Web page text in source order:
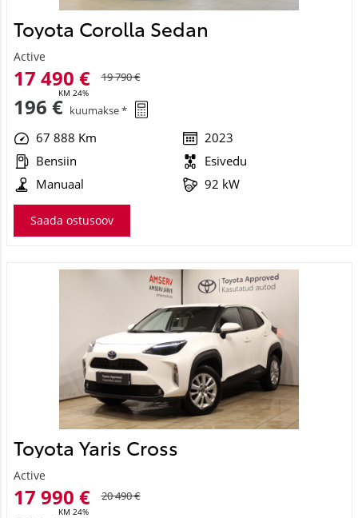
Toyota Corolla Sedan
Active
17 490 €
KM 24%
19 790 €
196 € kuumakse *
67 888 Km
2023
Bensiin
Esivedu
Manuaal
92 kW
Saada ostusoov
Toyota Yaris Cross
Active
17 990 €
KM 24%
20 490 €